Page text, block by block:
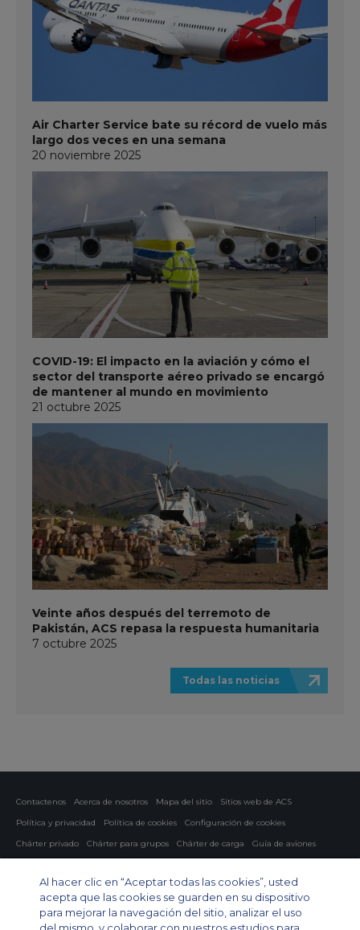
Air Charter Service bate su récord de vuelo más
largo dos veces en una semana
20 noviembre 2025
COVID-19: El impacto en la aviación y cómo el
sector del transporte aéreo privado se encargó
de mantener al mundo en movimiento
21 octubre 2025
Veinte años después del terremoto de
Pakistán, ACS repasa la respuesta humanitaria
7 octubre 2025
Todas las noticias
Contactenos Acerca de nosotros Mapa del sitio
Sitios web de ACS
Política y privacidad
Política de cookies
Configuración de cookies
Chárter privado
Chárter para grupos Chárter de carga Guía de aviones
Private Charter App
Al hacer clic en “Aceptar todas las cookies”, usted
acepta que las cookies se guarden en su dispositivo
para mejorar la navegación del sitio, analizar el uso